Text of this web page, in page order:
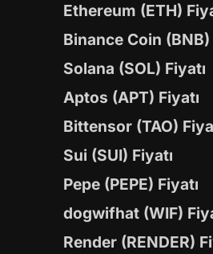
Ethereum (ETH)
Binance Coin (BNB)
Solana (SOL) Fiyatı
Aptos (APT) Fiyatı
Bittensor (TAO)
Sui (SUI) Fiyatı
Pepe (PEPE) Fiyatı
dogwifhat (WIF)
Render (RENDER)